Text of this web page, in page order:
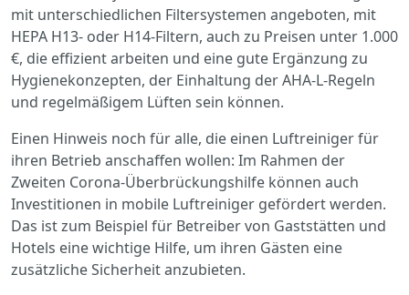
mit unterschiedlichen Filtersystemen angeboten, mit
HEPA H13- oder H14-Filtern, auch zu Preisen unter 1.000
€, die effizient arbeiten und eine gute Ergänzung zu
Hygienekonzepten, der Einhaltung der AHA-L-Regeln
und regelmäßigem Lüften sein können.
Einen Hinweis noch für alle, die einen Luftreiniger für
ihren Betrieb anschaffen wollen: Im Rahmen der
Zweiten Corona-Überbrückungshilfe können auch
Investitionen in mobile Luftreiniger gefördert werden.
Das ist zum Beispiel für Betreiber von Gaststätten und
Hotels eine wichtige Hilfe, um ihren Gästen eine
zusätzliche Sicherheit anzubieten.